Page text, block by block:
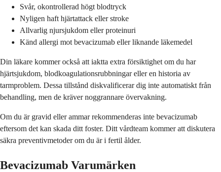
Svår, okontrollerad högt blodtryck
Nyligen haft hjärtattack eller stroke
Allvarlig njursjukdom eller proteinuri
Känd allergi mot bevacizumab eller liknande läkemedel
Din läkare kommer också att iaktta extra försiktighet om du har
hjärtsjukdom, blodkoagulationsrubbningar eller en historia av
tarmproblem. Dessa tillstånd diskvalificerar dig inte automatiskt från
behandling, men de kräver noggrannare övervakning.
Om du är gravid eller ammar rekommenderas inte bevacizumab
eftersom det kan skada ditt foster. Ditt vårdteam kommer att diskutera
säkra preventivmetoder om du är i fertil ålder.
Bevacizumab Varumärken